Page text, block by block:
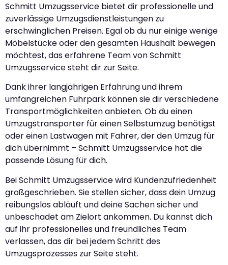
Schmitt Umzugsservice bietet dir professionelle und
zuverlässige Umzugsdienstleistungen zu
erschwinglichen Preisen. Egal ob du nur einige wenige
Möbelstücke oder den gesamten Haushalt bewegen
möchtest, das erfahrene Team von Schmitt
Umzugsservice steht dir zur Seite.
Dank ihrer langjährigen Erfahrung und ihrem
umfangreichen Fuhrpark können sie dir verschiedene
Transportmöglichkeiten anbieten. Ob du einen
Umzugstransporter für einen Selbstumzug benötigst
oder einen Lastwagen mit Fahrer, der den Umzug für
dich übernimmt – Schmitt Umzugsservice hat die
passende Lösung für dich.
Bei Schmitt Umzugsservice wird Kundenzufriedenheit
großgeschrieben. Sie stellen sicher, dass dein Umzug
reibungslos abläuft und deine Sachen sicher und
unbeschadet am Zielort ankommen. Du kannst dich
auf ihr professionelles und freundliches Team
verlassen, das dir bei jedem Schritt des
Umzugsprozesses zur Seite steht.